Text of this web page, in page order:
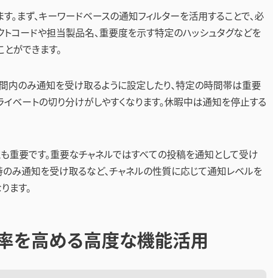
まず、キーワードベースの通知フィルターを活用することで、必
コードや担当製品名、重要度を示す特定のハッシュタグなどを
ができます。
内のみ通知を受け取るように設定したり、特定の時間帯は重要
ベートの切り分けがしやすくなります。休暇中は通知を停止する
重要です。重要なチャネルではすべての投稿を通知として受け
み通知を受け取るなど、チャネルの性質に応じて通知レベルを
ます。
を高める高度な機能活用